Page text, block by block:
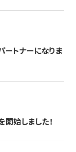
トナーになりま
始しました！